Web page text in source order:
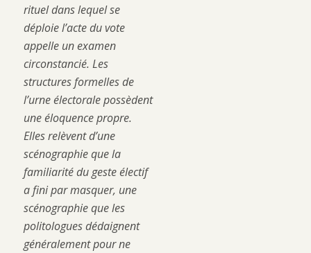
rituel dans lequel se
déploie l’acte du vote
appelle un examen
circonstancié. Les
structures formelles de
l’urne électorale possèdent
une éloquence propre.
Elles relèvent d’une
scénographie que la
familiarité du geste électif
a fini par masquer, une
scénographie que les
politologues dédaignent
généralement pour ne